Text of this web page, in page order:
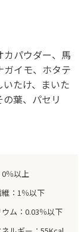
パウダー、馬
ガイモ、ホタテ
たけ、まいた
葉、パセリ
％以上
：1％以下
ム：0.03％以下